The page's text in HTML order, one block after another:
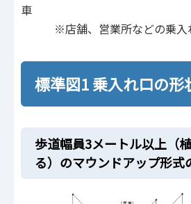
車
※店舗、営業所などの乗入
標準図1 乗入れ口の形
歩道幅員3メートル以上（
る）のマウンドアップ形式